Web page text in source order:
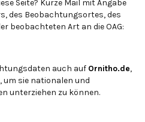
Seite? Kurze Mail mit Angabe
des Beobachtungsortes, des
beobachteten Art an die OAG:
auch auf Ornitho.de,
sie nationalen und
unterziehen zu können.